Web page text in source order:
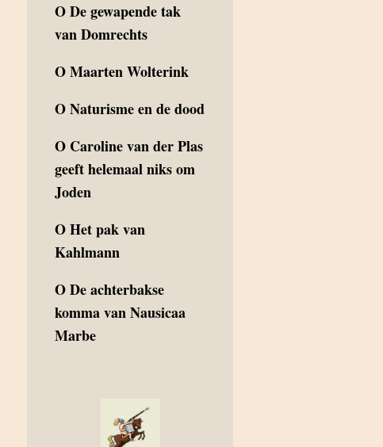
ODe gewapende tak
van Domrechts
OMaarten Wolterink
ONaturisme en de dood
O Caroline van der Plas
geeft helemaal niks om
Joden
OHet pak van
Kahlmann
ODe achterbakse
komma van Nausicaa
Marbe